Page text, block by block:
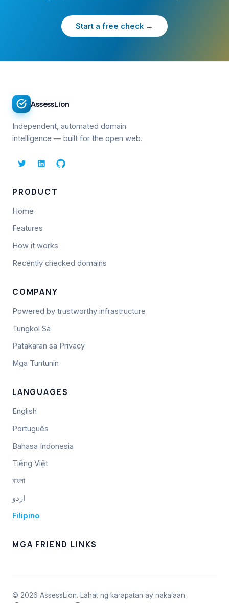
Start a free check →
AssessLion
Independent, automated domain
intelligence — built for the open web.
PRODUCT
Home
Features
How it works
Recently checked domains
COMPANY
Powered by trustworthy infrastructure
Tungkol Sa
Patakaran sa Privacy
Mga Tuntunin
LANGUAGES
English
Português
Bahasa Indonesia
Tiếng Việt
বাংলা
اردو
Filipino
MGA FRIEND LINKS
© 2026 AssessLion. Lahat ng karapatan ay nakalaan.